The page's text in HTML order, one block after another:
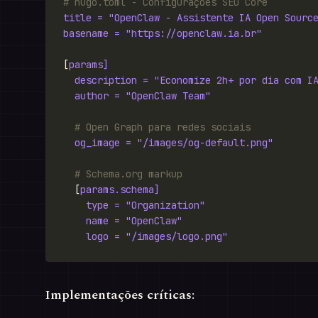
title = "OpenClaw - Assistente IA Open
basename = "https://openclaw.ia.br"
[params]
description = "Economize 2h+ por dia com
author = "OpenClaw Team"
# Open Graph para redes sociais
og_image = "/images/og-default.png"
# Schema.org markup
  [
params.schema]
type = "Organization"
name = "OpenClaw"
logo = "/images/logo.png"
Implementações críticas: